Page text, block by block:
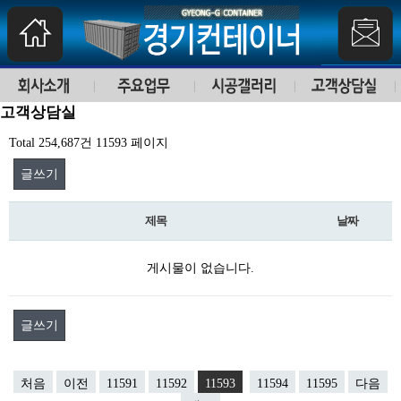
고객상담실
Total 254,687건 11593 페이지
글쓰기
제목 날짜
게시물이 없습니다.
글쓰기
처음 이전 11591 11592 11593 11594 11595
다음